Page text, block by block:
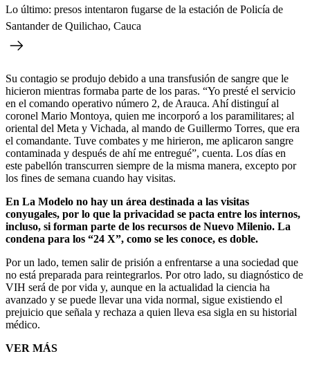
Lo último: presos intentaron fugarse de la estación de Policía de
Santander de Quilichao, Cauca
Su contagio se produjo debido a una transfusión de sangre que le
hicieron mientras formaba parte de los paras. “Yo presté el servicio
en el comando operativo número 2, de Arauca. Ahí distinguí al
coronel Mario Montoya, quien me incorporó a los paramilitares; al
oriental del Meta y Vichada, al mando de Guillermo Torres, que era
el comandante. Tuve combates y me hirieron, me aplicaron sangre
contaminada y después de ahí me entregué”, cuenta. Los días en
este pabellón transcurren siempre de la misma manera, excepto por
los fines de semana cuando hay visitas.
En La Modelo no hay un área destinada a las visitas
conyugales, por lo que la privacidad se pacta entre los internos,
incluso, si forman parte de los recursos de Nuevo Milenio. La
condena para los “24 X”, como se les conoce, es doble.
Por un lado, temen salir de prisión a enfrentarse a una sociedad que
no está preparada para reintegrarlos. Por otro lado, su diagnóstico de
VIH será de por vida y, aunque en la actualidad la ciencia ha
avanzado y se puede llevar una vida normal, sigue existiendo el
prejuicio que señala y rechaza a quien lleva esa sigla en su historial
médico.
VER MÁS